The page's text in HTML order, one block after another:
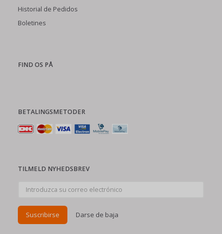
Historial de Pedidos
Boletines
FIND OS PÅ
BETALINGSMETODER
TILMELD NYHEDSBREV
electrónico
Suscribirse Darse de baja